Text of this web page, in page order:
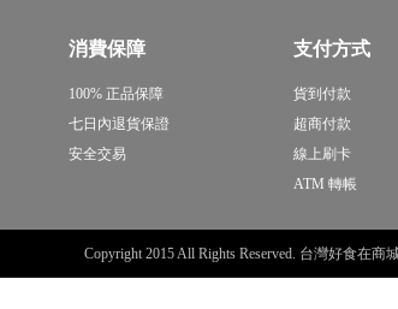
消費保障
100% 正品保障
七日內退貨保證
安全交易
支付方式
貨到付款
超商付款
線上刷卡
ATM 轉帳
Copyright 2015 All Rights Reserved. 台灣好食在商